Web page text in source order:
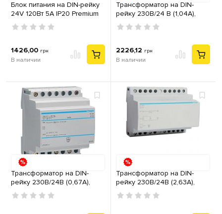
Блок питания на DIN-рейку
24V 120Вт 5А IP20 Premium
1426,00 грн
В наличии
Трансформатор на DIN-
рейку 230В/24 В (1,04А),
230В/12 В (2,08А) Hager
ST312
2226,12 грн
В наличии
Трансформатор на DIN-
рейку 230В/24В (0,67А),
230В/12В (1,33А) Hager
ST313
Трансформатор на DIN-
рейку 230В/24В (2,63А),
230В/12В (5,25А) Hager
ST315